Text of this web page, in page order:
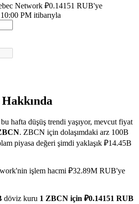
kullanan vadeli işlemler
Network ₽0.14151 RUB'ye
PM itibarıyla
bu hafta düşüş trendi yaşıyor, mevcut fiyat
. ZBCN için dolaşımdaki arz 100B
piyasa değeri şimdi yaklaşık ₽14.45B
işlem hacmi ₽32.89M RUB'ye
döviz kuru 1 ZBCN için ₽0.14151 RUB